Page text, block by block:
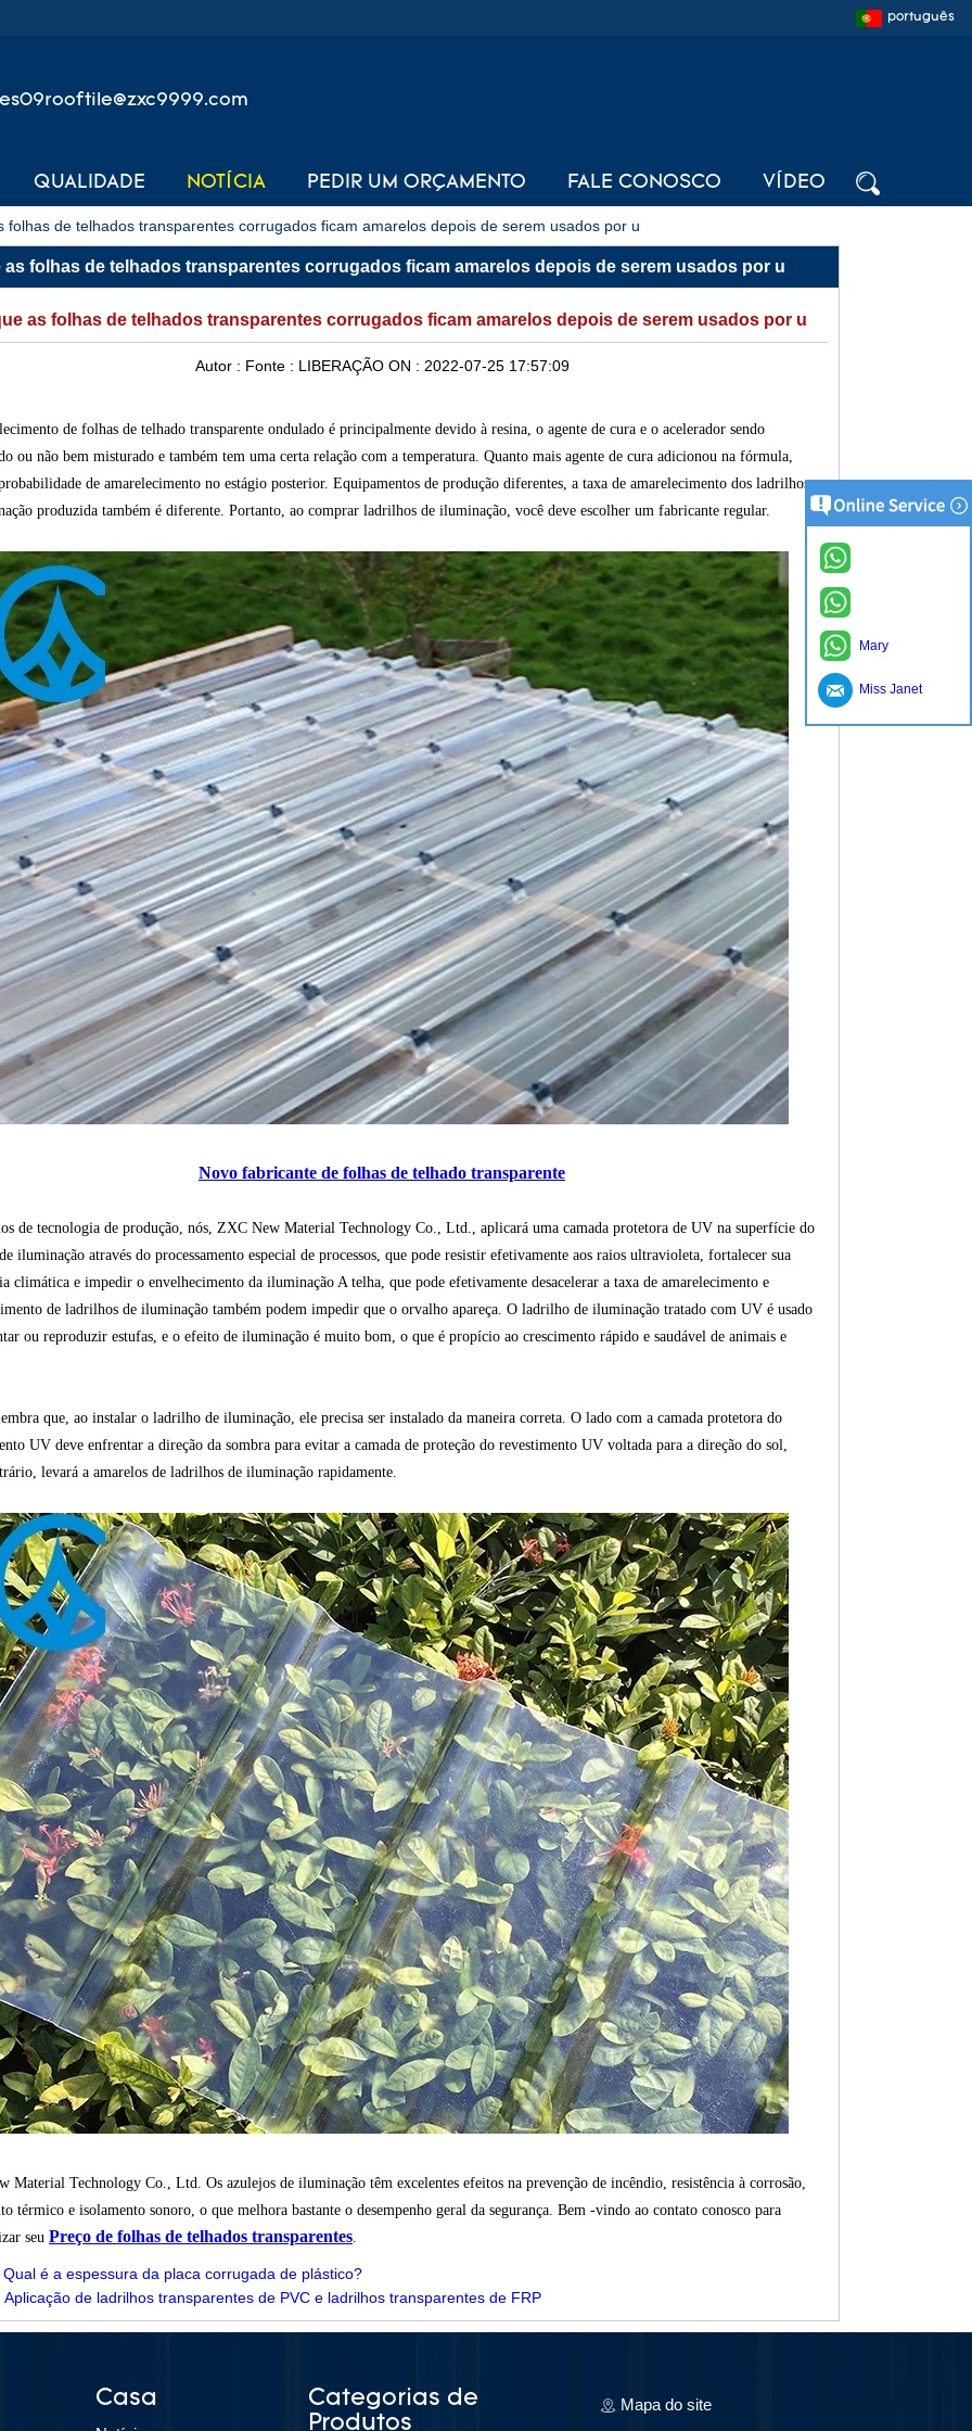
português
QUALIDADE NOTÍCIA PEDIR UM ORÇAMENTO FALE CONOSCO VÍDEO
folhas de telhados transparentes corrugados ficam amarelos depois de serem usados ​​por u
as folhas de telhados transparentes corrugados ficam amarelos depois de serem usados ​​por u
as folhas de telhados transparentes corrugados ficam amarelos depois de serem usados ​​por u
Autor : Fonte : LIBERAÇÃO ON : 2022-07-25 17:57:09
de folhas de telhado transparente ondulado é principalmente devido à resina, o agente de cura e o acelerador sendo
ou não bem misturado e também tem uma certa relação com a temperatura. Quanto mais agente de cura adicionou na fórmula,
de amarelecimento no estágio posterior. Equipamentos de produção diferentes, a taxa de amarelecimento dos ladrilhos
produzida também é diferente. Portanto, ao comprar ladrilhos de iluminação, você deve escolher um fabricante regular.
Novo fabricante de folhas de telhado transparente
de tecnologia de produção, nós, ZXC New Material Technology Co., Ltd., aplicará uma camada protetora de UV na superfície do
iluminação através do processamento especial de processos, que pode resistir efetivamente aos raios ultravioleta, fortalecer sua
climática e impedir o envelhecimento da iluminação A telha, que pode efetivamente desacelerar a taxa de amarelecimento e
de ladrilhos de iluminação também podem impedir que o orvalho apareça. O ladrilho de iluminação tratado com UV é usado
ou reproduzir estufas, e o efeito de iluminação é muito bom, o que é propício ao crescimento rápido e saudável de animais e
que, ao instalar o ladrilho de iluminação, ele precisa ser instalado da maneira correta. O lado com a camada protetora do
UV deve enfrentar a direção da sombra para evitar a camada de proteção do revestimento UV voltada para a direção do sol,
levará a amarelos de ladrilhos de iluminação rapidamente.
Material Technology Co., Ltd. Os azulejos de iluminação têm excelentes efeitos na prevenção de incêndio, resistência à corrosão,
térmico e isolamento sonoro, o que melhora bastante o desempenho geral da segurança. Bem -vindo ao contato conosco para
seu Preço de folhas de telhados transparentes.
Qual é a espessura da placa corrugada de plástico?
Aplicação de ladrilhos transparentes de PVC e ladrilhos transparentes de FRP
Casa
Categorias de
Produtos
Mapa do site
Mary
Miss Janet